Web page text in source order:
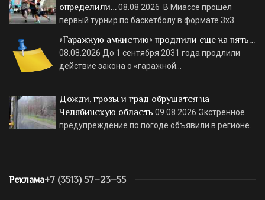
определили…08.08.2026 В Миассе прошел
первый турнир по баскетболу в формате 3х3.
«Гаражную амнистию» продлили еще на пять…
08.08.2026 До 1 сентября 2031 года продлили
действие закона о «гаражной…
Дожди, грозы и град обрушатся на
Челябинскую область 09.08.2026 Экстренное
предупреждение по погоде объявили в регионе.
Реклама+7 (3513) 57–23–55